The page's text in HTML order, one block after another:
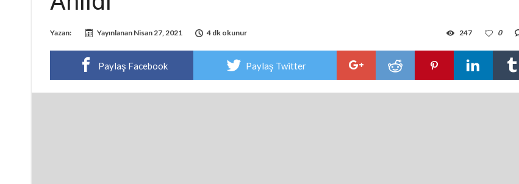
Yazan: Yayınlanan Nisan 27, 2021 4 dk okunur 0
247
Paylaş Facebook Paylaş Twitter